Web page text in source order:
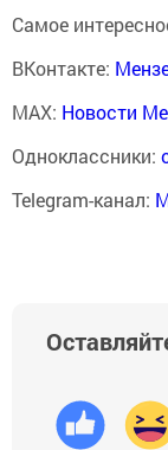
Самое
ВКонтакте:
MAX: Новости
Одноклассники:
Telegram-канал: